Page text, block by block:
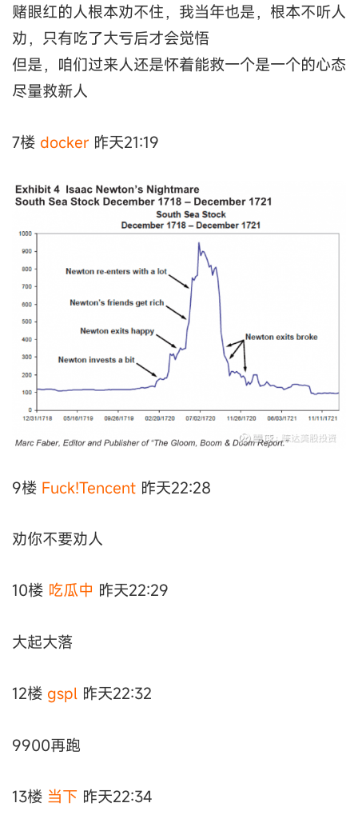
赌眼红的人根本劝不住，我当年也是，根本不听人
劝，只有吃了大亏后才会觉悟
但是，咱们过来人还是怀着能救一个是一个的心态
尽量救新人
7楼 docker 昨天21:19
9楼 Fuck!Tencent 昨天22:28
劝你不要劝人
10楼 吃瓜中 昨天22:29
大起大落
12楼 gspl 昨天22:32
9900再跑
13楼 当下 昨天22:34